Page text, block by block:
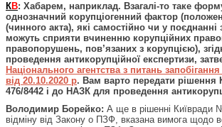
КВ: Хабарем, наприклад. Взагалі-то таке
однозначний корупціогенний фактор
(чинного акта), які самостійно чи у
можуть сприяти вчиненню корупційних
правопорушень, пов’язаних з корупцією),
проведення антикорупційної експертизи,
Національного агентства з питань
від 20.10.2020 р. Вам варто передати рішення
476/8442 і до НАЗК для проведення
Володимир Борейко: А ще в рішенні Київради
відміну від Закону о ПЗФ, вказана вимога щодо